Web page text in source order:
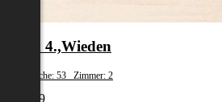
Wien 4.,Wieden
Wohnfläche: 53 Zimmer: 2
€ 1.239